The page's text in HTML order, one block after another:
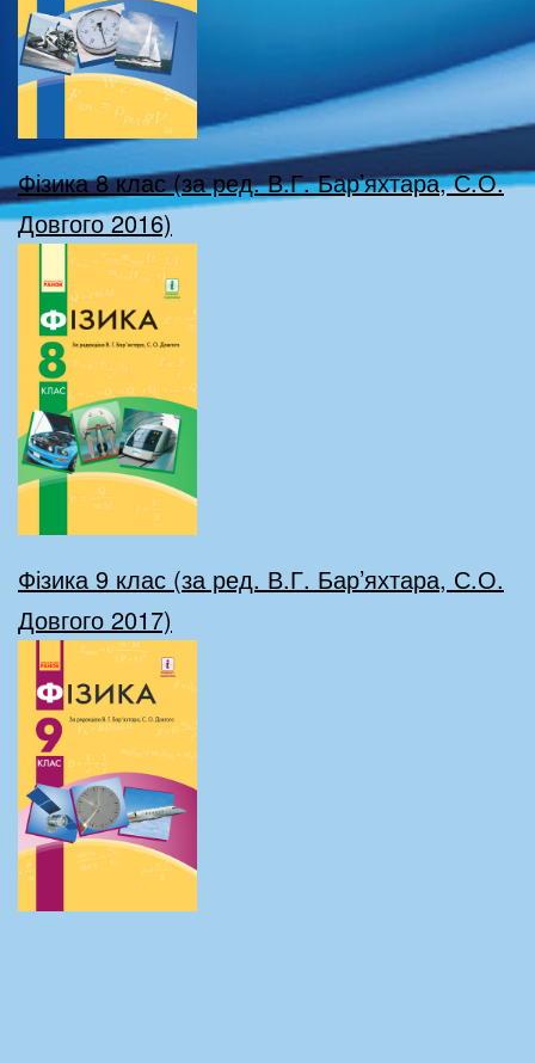
Фізика 8 клас (за ред. В.Г. Бар’яхтара, С.О.
Довгого 2016)
Фізика 9 клас (за ред. В.Г. Бар’яхтара, С.О.
Довгого 2017)